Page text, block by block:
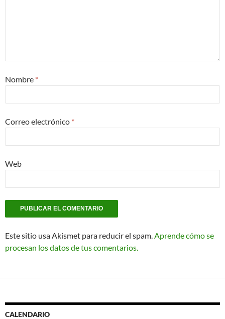
Nombre *
Correo electrónico *
Web
Este sitio usa Akismet para reducir el spam.Aprende cómo se
procesan los datos de tus comentarios.
CALENDARIO